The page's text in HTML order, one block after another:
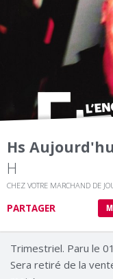
Hs
H
CHEZ VOTRE MARCHAND DE
PARTAGER
Trimestriel. Paru le
Sera retiré de la